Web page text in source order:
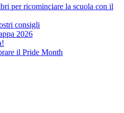
per ricominciare la scuola con il
consigli
2026
il Pride Month